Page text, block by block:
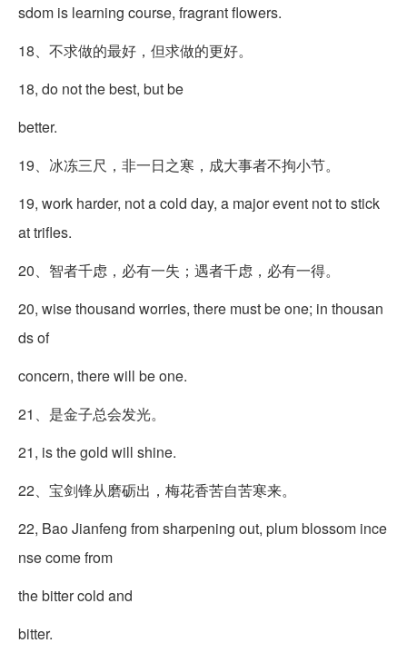
sdom is learning course, fragrant flowers.
18、不求做的最好，但求做的更好。
18, do not the best, but be
better.
19、冰冻三尺，非一日之寒，成大事者不拘小节。
19, work harder, not a cold day, a major event not to stick
at trifles.
20、智者千虑，必有一失；遇者千虑，必有一得。
20, wise thousand worries, there must be one; in thousan
ds of
concern, there will be one.
21、是金子总会发光。
21, is the gold will shine.
22、宝剑锋从磨砺出，梅花香苦自苦寒来。
22, Bao Jianfeng from sharpening out, plum blossom ince
nse come from
the bitter cold and
bitter.